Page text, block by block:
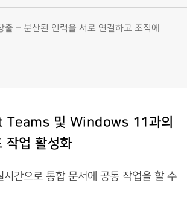
출 – 분산된 인력을 서로 연결하고 조직에
및 Windows 11과의
작업 활성화
간으로 통합 문서에 공동 작업을 할 수